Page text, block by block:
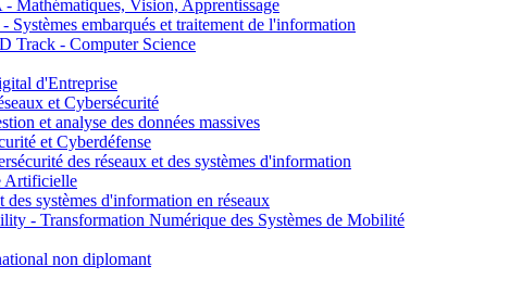
Vision, Apprentissage
embarqués et traitement de l'information
Track - Computer Science
d'Entreprise
et Cybersécurité
et analyse des données massives
et Cyberdéfense
des réseaux et des systèmes d'information
Artificielle
systèmes d'information en réseaux
- Transformation Numérique des Systèmes de Mobilité
non diplomant